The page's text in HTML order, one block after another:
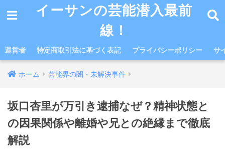
イーサンの芸能潜入最前
線！
運営者 特定商取引法に基づく表記 プライバシーポリシー サ
ホーム 芸能界の闇・未解決事件
坂口杏里が万引き逮捕なぜ？精神状態と
の因果関係や離婚や兄との絶縁まで徹底
解説